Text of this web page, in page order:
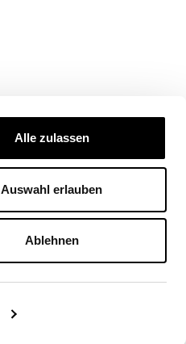
Alle zulassen
Auswahl erlauben
Ablehnen